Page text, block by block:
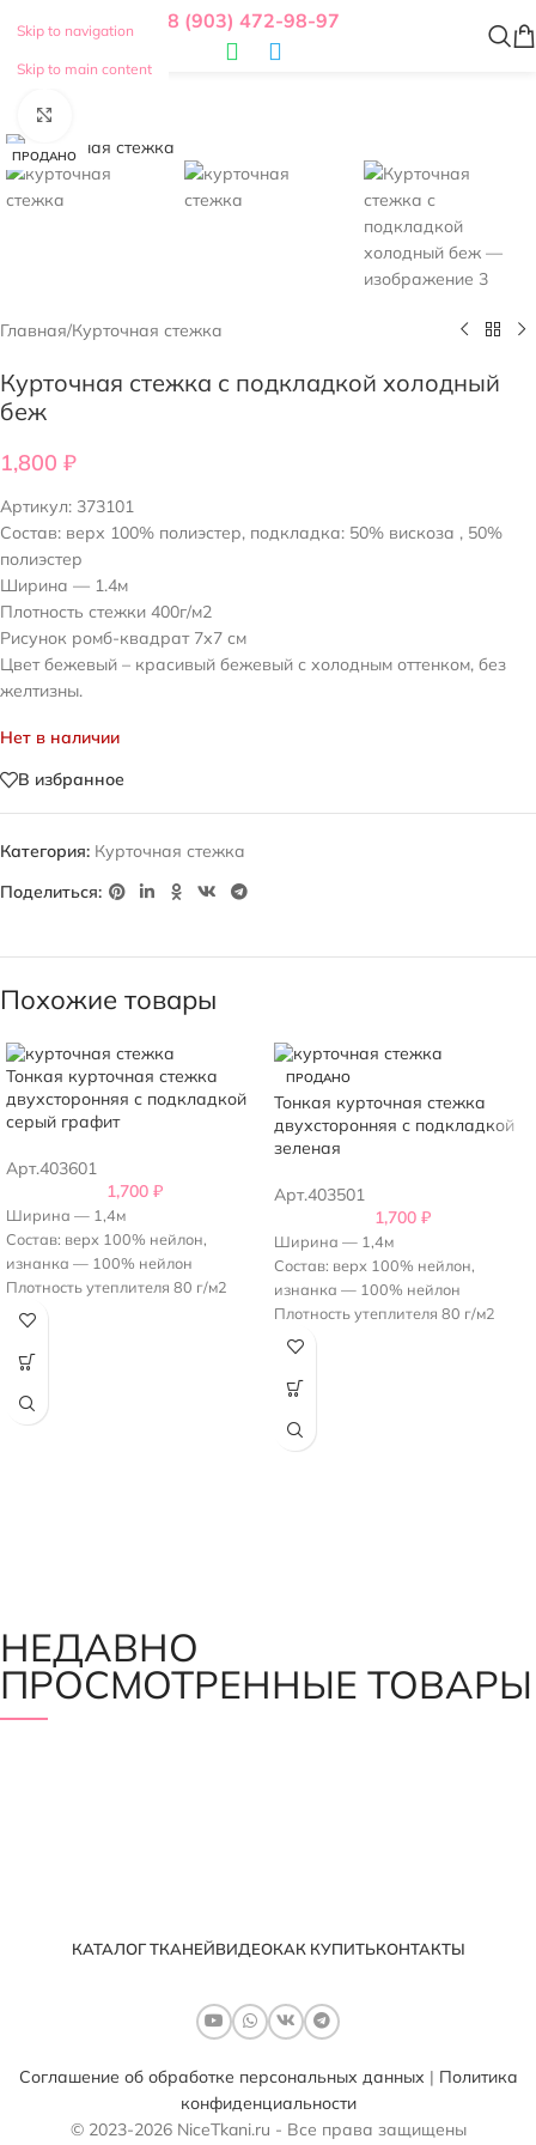
Skip to navigation
Skip to main content
8 (903) 472-98-97
ПРОДАНО
Главная/Курточная стежка
Курточная стежка с подкладкой холодный
беж
1,800 ₽
Артикул: 373101
Состав: верх 100% полиэстер, подкладка: 50% вискоза , 50%
полиэстер
Ширина — 1.4м
Плотность стежки 400г/м2
Рисунок ромб-квадрат 7х7 см
Цвет бежевый – красивый бежевый с холодным оттенком, без
желтизны.
Нет в наличии
В избранное
Категория: Курточная стежка
Поделиться:
Похожие товары
Тонкая курточная стежка
двухсторонняя с подкладкой
серый графит
Арт.403601
1,700 ₽
Ширина — 1,4м
Состав: верх 100% нейлон,
изнанка — 100% нейлон
Плотность утеплителя 80 г/м2
Рисунок — квадрат 5х5 см
Одна сторона - матовая, другая -
ПРОДАНО
Тонкая курточная стежка
двухсторонняя с подкладкой
зеленая
Арт.403501
1,700 ₽
Ширина — 1,4м
Состав: верх 100% нейлон,
изнанка — 100% нейлон
Плотность утеплителя 80 г/м2
Рисунок — квадрат 5х5 см
зеленый.
глянцевая
НЕДАВНО
ПРОСМОТРЕННЫЕ ТОВАРЫ
КАТАЛОГ ТКАНЕЙВИДЕОКАК КУПИТЬКОНТАКТЫ
Соглашение об обработке персональных данных | Политика
конфиденциальности
© 2023-2026 NiceTkani.ru - Все права защищены